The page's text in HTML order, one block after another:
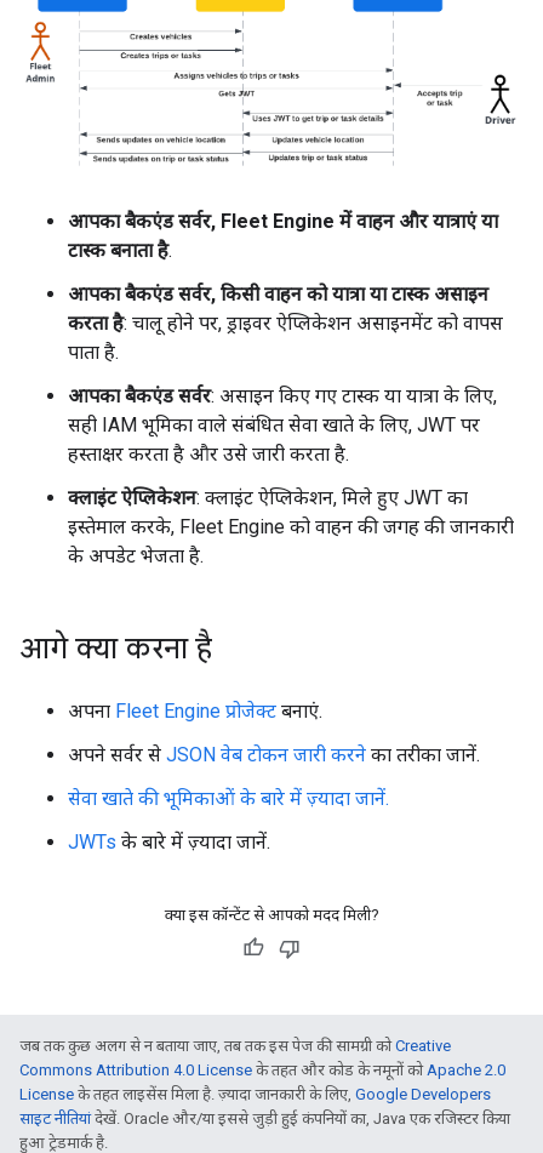
आपका बैकएंड सर्वर, Fleet Engine में वाहन और यात्राएं या
टास्क बनाता है.
आपका बैकएंड सर्वर, किसी वाहन को यात्रा या टास्क असाइन
करता है: चालू होने पर, ड्राइवर ऐप्लिकेशन असाइनमेंट को वापस
पाता है.
आपका बैकएंड सर्वर: असाइन किए गए टास्क या यात्रा के लिए,
सही IAM भूमिका वाले संबंधित सेवा खाते के लिए, JWT पर
हस्ताक्षर करता है और उसे जारी करता है.
क्लाइंट ऐप्लिकेशन: क्लाइंट ऐप्लिकेशन, मिले हुए JWT का
इस्तेमाल करके, Fleet Engine को वाहन की जगह की जानकारी
के अपडेट भेजता है.
आगे क्या करना है
अपना Fleet Engine प्रोजेक्ट बनाएं.
अपने सर्वर से JSON वेब टोकन जारी करने का तरीका जानें.
सेवा खाते की भूमिकाओं के बारे में ज़्यादा जानें.
JWTs के बारे में ज़्यादा जानें.
क्या इस कॉन्टेंट से आपको मदद मिली?
जब तक कुछ अलग से न बताया जाए, तब तक इस पेज की सामग्री कोCreative
Commons Attribution 4.0 License के तहत और कोड के नमूनों को Apache 2.0
License के तहत लाइसेंस मिला है. ज़्यादा जानकारी के लिए, Google Developers
साइट नीतियांदेखें. Oracle और/या इससे जुड़ी हुई कंपनियों का, Java एक रजिस्टर किया
हुआ ट्रेडमार्क है.